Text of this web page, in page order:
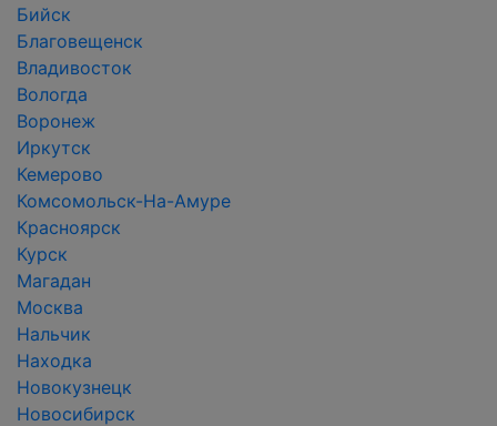
Бийск
Благовещенск
Владивосток
Вологда
Воронеж
Иркутск
Кемерово
Комсомольск-На-Амуре
Красноярск
Курск
Магадан
Москва
Нальчик
Находка
Новокузнецк
Новосибирск